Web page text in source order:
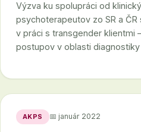
Výzva ku spolupráci od
psychoterapeutov zo SR a
v práci s transgender klientmi
postupov v oblasti diagnostiky
AKPS 📅 január 2022